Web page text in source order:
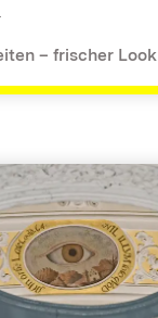
– frischer Look